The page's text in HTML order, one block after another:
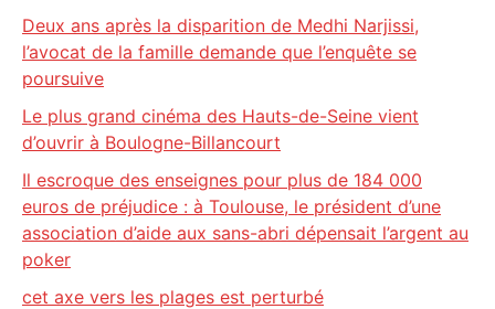
Deux ans après la disparition de Medhi Narjissi,
l’avocat de la famille demande que l’enquête se
poursuive
Le plus grand cinéma des Hauts-de-Seine vient
d’ouvrir à Boulogne-Billancourt
Il escroque des enseignes pour plus de 184 000
euros de préjudice : à Toulouse, le président d’une
association d’aide aux sans-abri dépensait l’argent au
poker
cet axe vers les plages est perturbé